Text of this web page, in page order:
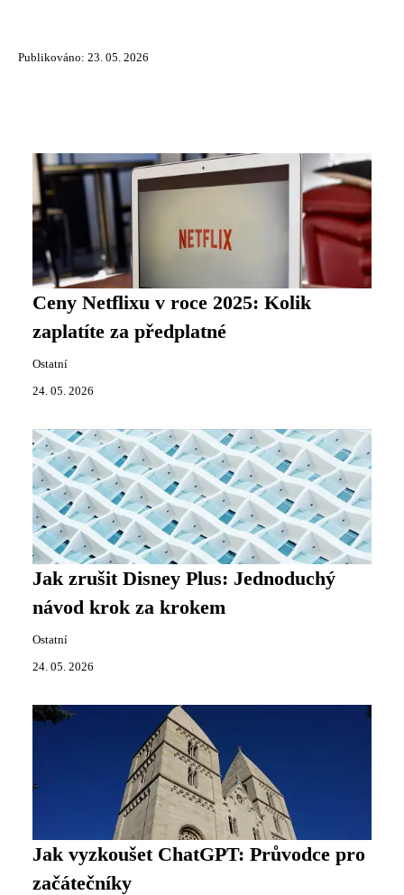
Publikováno: 23. 05. 2026
Ceny Netflixu v roce 2025: Kolik
zaplatíte za předplatné
Ostatní
24. 05. 2026
Jak zrušit Disney Plus: Jednoduchý
návod krok za krokem
Ostatní
24. 05. 2026
Jak vyzkoušet ChatGPT: Průvodce pro
začátečníky